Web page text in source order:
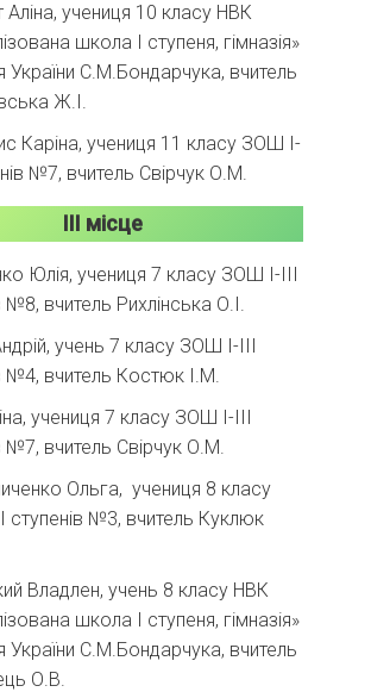
Аліна, учениця 10 класу НВК
школа І ступеня, гімназія»
України С.М.Бондарчука, вчитель
Ж.І.
Каріна, учениця 11 класу ЗОШ І-
№7, вчитель Свірчук О.М.
ІІІ місце
Юлія, учениця 7 класу ЗОШ І-ІІІ
№8, вчитель Рихлінська О.І.
учень 7 класу ЗОШ І-ІІІ
№4, вчитель Костюк І.М.
учениця 7 класу ЗОШ І-ІІІ
№7, вчитель Свірчук О.М.
Ольга, учениця 8 класу
ступенів №3, вчитель Куклюк
Владлен, учень 8 класу НВК
школа І ступеня, гімназія»
України С.М.Бондарчука, вчитель
О.В.